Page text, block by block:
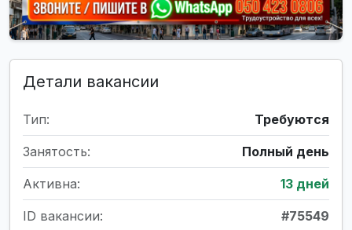
Детали вакансии
Тип: Требуются
Занятость: Полный день
Активна: 13 дней
ID вакансии: #75549